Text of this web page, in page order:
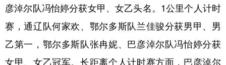
北京 天津 河北 山西
辽宁 吉林 上海 江苏
浙江 安徽 福建 江西
彦淖尔队冯怡婷分获女甲、女乙头名。1公里个人计时
赛，通辽队何家欢、鄂尔多斯队兰佳骏分获男甲、男
乙第一，鄂尔多斯队张冉妮、巴彦淖尔队冯怡婷分获
女甲、女乙冠军。长距离个人计时赛方面，巴彦淖尔